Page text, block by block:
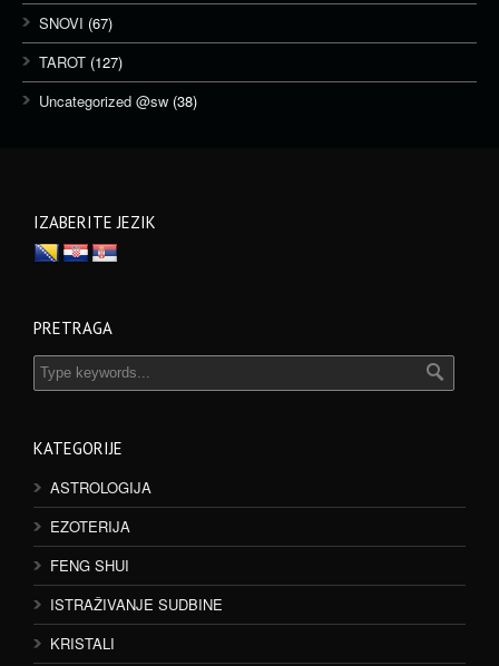
SNOVI (67)
TAROT (127)
Uncategorized @sw (38)
IZABERITE JEZIK
PRETRAGA
KATEGORIJE
ASTROLOGIJA
EZOTERIJA
FENG SHUI
ISTRAŽIVANJE SUDBINE
KRISTALI